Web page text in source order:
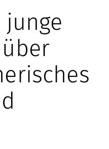
junge